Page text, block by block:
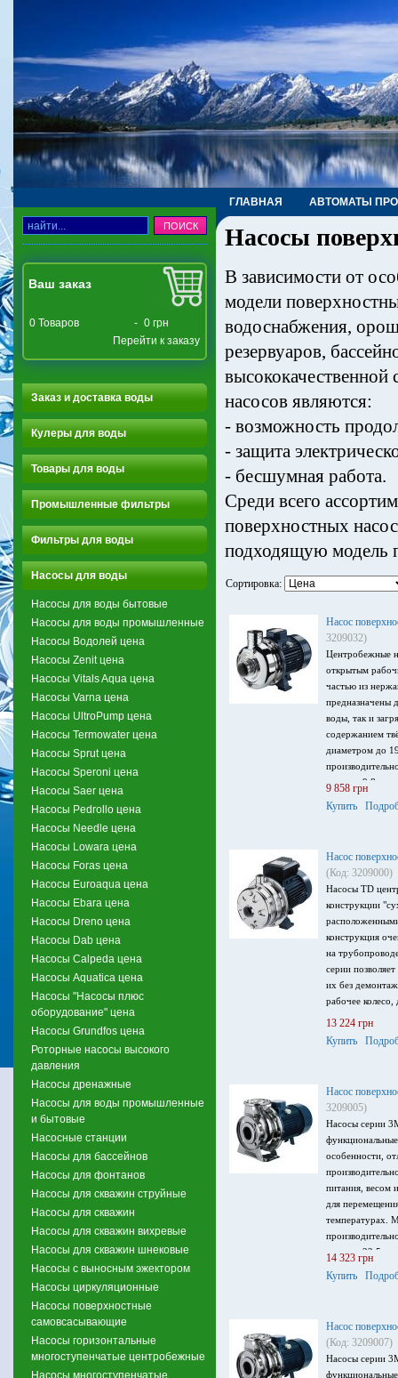
ГЛАВНАЯ АВТОМАТЫ
ТРУБЫ, ФИТИНГИ, КРАНЫ
Ваш заказ
0 Товаров - 0 грн
Перейти к заказу
Заказ и доставка воды
Кулеры для воды
Товары для воды
Промышленные фильтры
Фильтры для воды
Насосы для воды
Насосы для воды бытовые
Насосы для воды промышленные
Насосы Водолей цена
Насосы Zenit цена
Насосы Vitals Aqua цена
Насосы Varna цена
Насосы UltroPump цена
Насосы Termowater цена
Насосы Sprut цена
Насосы Speroni цена
Насосы Saer цена
Насосы Pedrollo цена
Насосы Needle цена
Насосы Lowara цена
Насосы Foras цена
Насосы Euroaqua цена
Насосы Ebara цена
Насосы Dreno цена
Насосы Dab цена
Насосы Calpeda цена
Насосы Aquatica цена
Насосы "Насосы плюс
оборудование" цена
Насосы Grundfos цена
Роторные насосы высокого
давления
Насосы дренажные
Насосы для воды промышленные
и бытовые
Насосные станции
Насосы для бассейнов
Насосы для фонтанов
Насосы для скважин струйные
Насосы для скважин
Насосы для скважин вихревые
Насосы для скважин шнековые
Насосы с выносным эжектором
Насосы циркуляционные
Насосы поверхностные
самовсасывающие
Насосы горизонтальные
многоступенчатые центробежные
Насосы многоступенчатые
Насосы
В зависимости от
модели
водоснабжения,
резервуаров,
насосов являются:
- возможность
- защита
- бесшумная работа.
Среди всего
поверхностных
подходящую модель
Сортировка:
Насос
3209032)
Центробежные
открытым
частью из
предназначены
воды, так и
содержанием
диаметром до
напор – 9.8 м,
напряжение
9 858 грн
Купить
Насос
(Код: 3209000)
Насосы TD
конструкции
конструкция
на
серии
их без
рабочее колесо,
максимальный
напряжение
13 224 грн
Купить
Насос
3209005)
Насосы серии
особенности,
питания, весом
для
температурах.
напор – 22.5 м,
напряжение
14 323 грн
Купить
Насос
(Код: 3209007)
Насосы серии